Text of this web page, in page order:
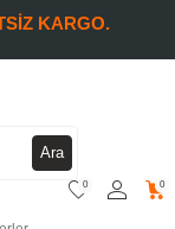
KARGO.
Ara
0 0